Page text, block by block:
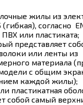
жилы из
согласно
или пластиката;
представляет
или ленты из
материала
с общим
каждой жилы);
пластикатная
собой самый